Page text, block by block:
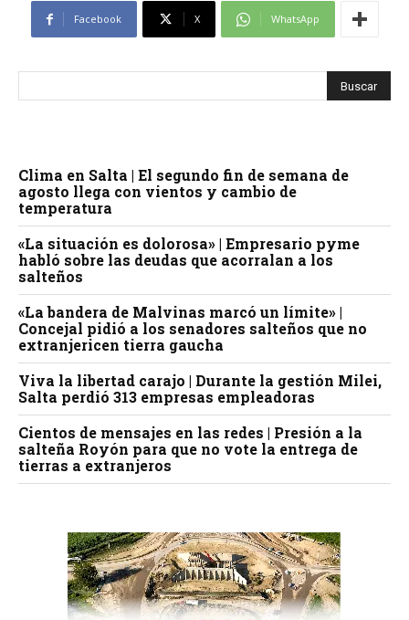
Facebook X WhatsApp
Clima en Salta | El segundo fin de semana de
agosto llega con vientos y cambio de
temperatura
«La situación es dolorosa» | Empresario pyme
habló sobre las deudas que acorralan a los
salteños
«La bandera de Malvinas marcó un límite» |
Concejal pidió a los senadores salteños que no
extranjericen tierra gaucha
Viva la libertad carajo | Durante la gestión Milei,
Salta perdió 313 empresas empleadoras
Cientos de mensajes en las redes | Presión a la
salteña Royón para que no vote la entrega de
tierras a extranjeros